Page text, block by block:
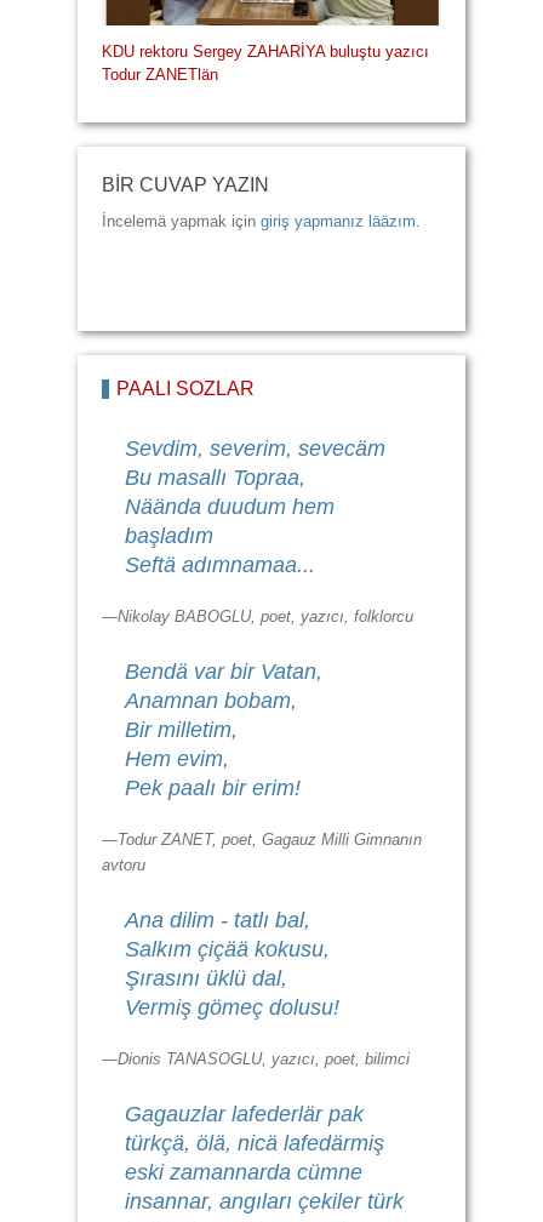
KDU rektoru Sergey ZAHARİYA buluştu yazıcı
Todur ZANETlän
BİR CUVAP YAZIN
İncelemä yapmak için giriş yapmanız lääzım
PAALI SÖZLÄR
Sevdim, severim, sevecäm
Bu masallı Topraa,
Näända duudum hem
başladım
Seftä adımnamaa...
—Nikolay BABOGLU, poet, yazıcı, folklorcu
Bendä var bir Vatan,
Anamnan bobam,
Bir milletim,
Hem evim,
Pek paalı bir erim!
—Todur ZANET, poet, Gagauz Milli Gimnanın
avtoru
Ana dilim - tatlı bal,
Salkım çiçää kokusu,
Şırasını üklü dal,
Vermiş gömeç dolusu!
—Dionis TANASOGLU, yazıcı, poet, bilimci
Gagauzlar lafederlär pak
türkçä, ölä, nicä lafedärmiş
eski zamannarda cümne
insannar, angıları çekiler türk